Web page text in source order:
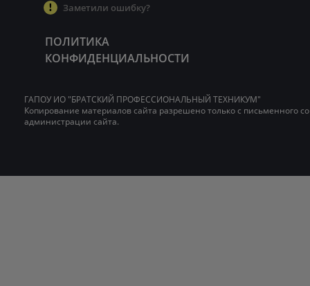
Заметили ошибку?
ПОЛИТИКА
КОНФИДЕНЦИАЛЬНОСТИ
ГАПОУ ИО "БРАТСКИЙ ПРОФЕССИОНАЛЬНЫЙ ТЕХНИКУМ"
Копирование материалов сайта разрешено только с письменного
администрации сайта.